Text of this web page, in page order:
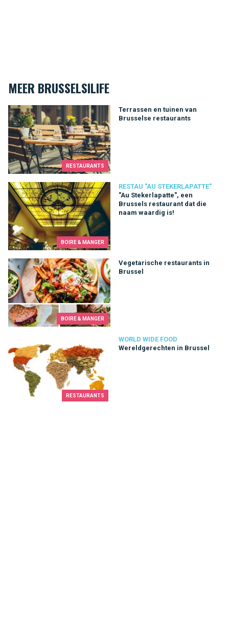
MEER BRUSSELSILIFE
RESTAURANTS
Terrassen en tuinen van
Brusselse restaurants
Terrassen en tuinen van Brusselse restaurants
BOIRE & MANGER
RESTAU "AU STEKERLAPATTE"
"Au Stekerlapatte", een
Brussels restaurant dat die
naam waardig is!
"Au Stekerlapatte", een Brussels restaurant dat die naam
BOIRE & MANGER
Vegetarische restaurants in
Brussel
Vegetarische restaurants in Brussel
RESTAURANTS
WORLD WIDE FOOD
Wereldgerechten in Brussel